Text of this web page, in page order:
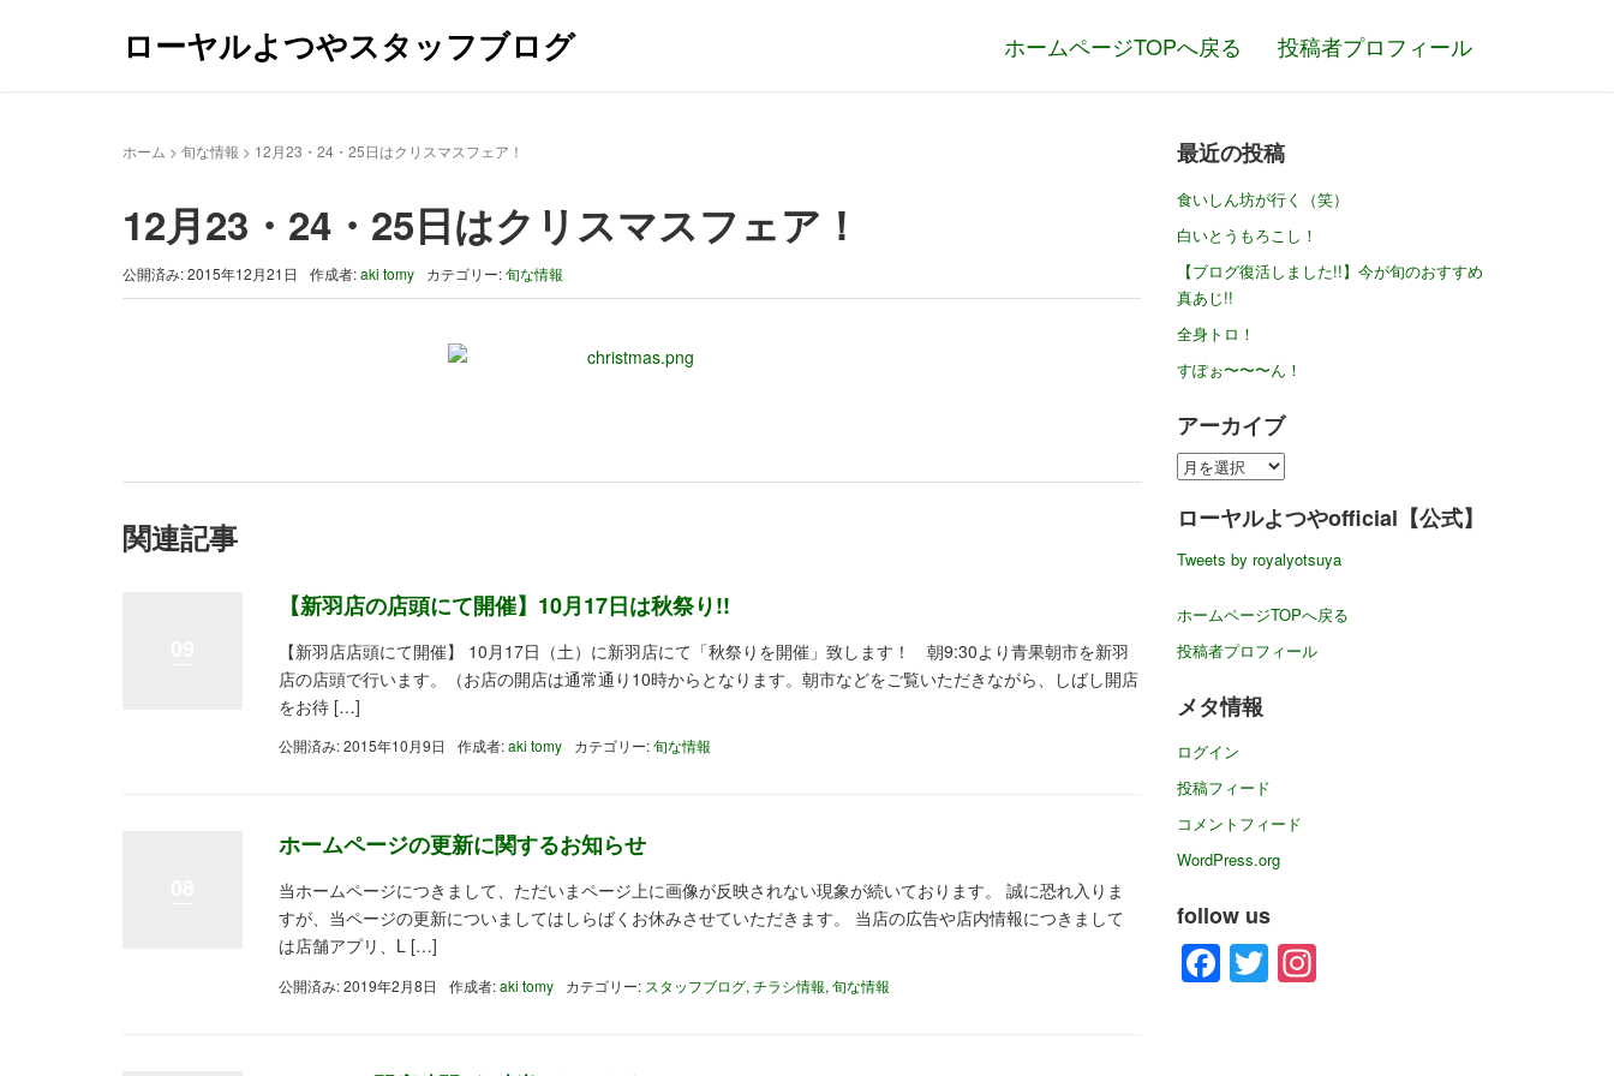
ローヤルよつやスタッフブログ ホームページTOPへ戻る 投稿者プロフィール
ホーム > 旬な情報 > 12月23・24・25日はクリスマスフェア！
12月23・24・25日はクリスマスフェア！
公開済み: 2015年12月21日 作成者:aki tomy カテゴリー:旬な情報
関連記事
【新羽店の店頭にて開催】10月17日は秋祭り!!
【新羽店店頭にて開催】 10月17日（土）に新羽店にて「秋祭りを開催」致します！ 朝9:30より青果朝市を新羽
店の店頭で行います。（お店の開店は通常通り10時からとなります。朝市などをご覧いただきながら、しばし開店
をお待 […]
公開済み: 2015年10月9日 作成者:aki tomy カテゴリー:旬な情報
ホームページの更新に関するお知らせ
当ホームページにつきまして、ただいまページ上に画像が反映されない現象が続いております。 誠に恐れ入りま
すが、当ページの更新についましてはしらばくお休みさせていただきます。 当店の広告や店内情報につきまして
は店舗アプリ、L […]
公開済み: 2019年2月8日 作成者:aki tomy カテゴリー: スタッフブログ, チラシ情報, 旬な情報
最近の投稿
食いしん坊が行く（笑）
白いとうもろこし！
【ブログ復活しました!!】今が旬のおすすめ
真あじ!!
全身トロ！
すぽぉ〜〜〜ん！
アーカイブ
ア
カ
ブ
ローヤルよつやofficial【公式】
Tweets by royalyotsuya
ホームページTOPへ戻る
投稿者プロフィール
メタ情報
ログイン
投稿フィード
コメントフィード
WordPress.org
follow us
Facebook
TwitterInstagram